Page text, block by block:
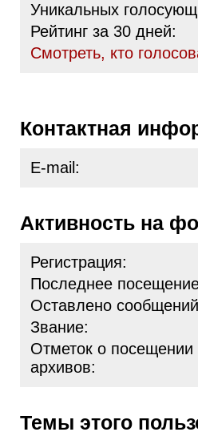
Уникальных
Рейтинг за 30 дней:
Cмотреть, кто
Контактная
E-mail:
Активность на
Регистрация:
Последнее
Оставлено
Звание:
Отметок о посещении
архивов:
Темы этого